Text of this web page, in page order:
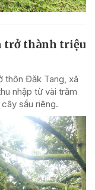
trở thành triệu
thôn Đăk Tang, xã
nhập từ vài trăm
sầu riêng.